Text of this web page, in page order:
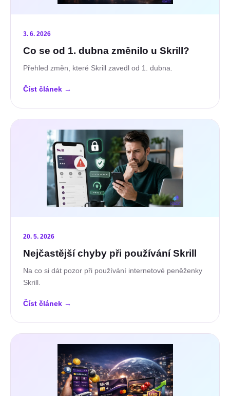
3. 6. 2026
Co se od 1. dubna změnilo u Skrill?
Přehled změn, které Skrill zavedl od 1. dubna.
Číst článek →
20. 5. 2026
Nejčastější chyby při používání Skrill
Na co si dát pozor při používání internetové peněženky
Skrill.
Číst článek →